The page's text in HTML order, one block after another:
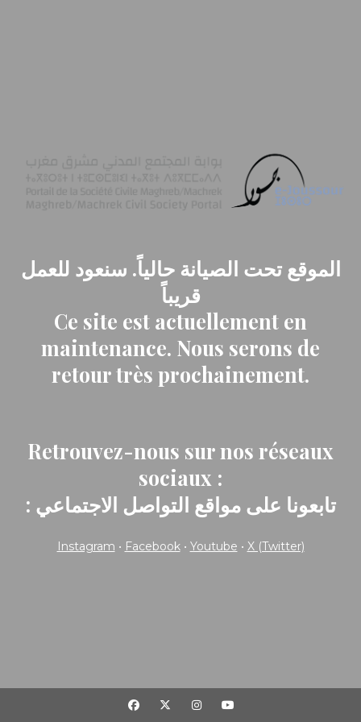
الموقع تحت الصيانة حالياً. سنعود للعمل
قريباً
Ce site est actuellement en
maintenance. Nous serons de
retour très prochainement.
Retrouvez-nous sur nos réseaux
sociaux :
: تابعونا على مواقع التواصل الاجتماعي
Instagram • Facebook• Youtube • X (Twitter)